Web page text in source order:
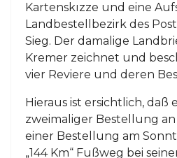
Kartenskızze und eine
Landbestellbezirk des
Sieg. Der damalige
Kremer zeichnet und
vier Reviere und deren
Hieraus ist ersichtlich, daß
zweimaliger Bestellung
einer Bestellung am
„144 Km“ Fußweg bei